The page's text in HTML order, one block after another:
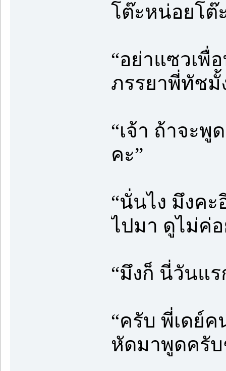
โต๊ะหน่อยโต๊
“อย่าแซวเพื่
ภรรยาพี่ทัชมั้
“เจ้า ถ้าจะ
คะ”
“นั่นไง มึงคะ
ไปมา ดูไม่ค่อ
“มึงก็ นี่วันแ
“ครับ พี่เดย์
หัดมาพูดครับ